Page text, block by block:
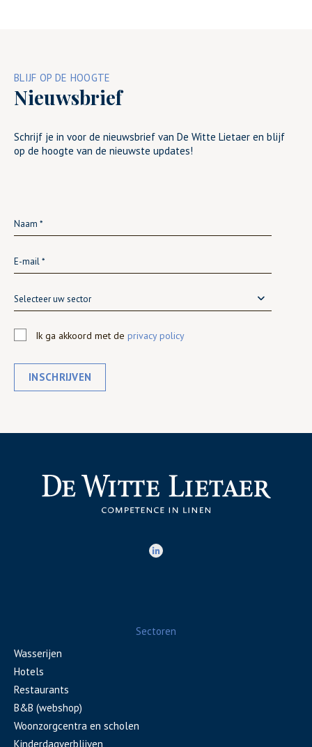
BLIJF OP DE HOOGTE
Nieuwsbrief
Schrijf je in voor de nieuwsbrief van De Witte Lietaer en blijf
op de hoogte van de nieuwste updates!
Selecteer uw sector
Ik ga akkoord met de privacy policy
INSCHRIJVEN
Sectoren
Wasserijen
Hotels
Restaurants
B&B (webshop)
Woonzorgcentra en scholen
Kinderdagverblijven